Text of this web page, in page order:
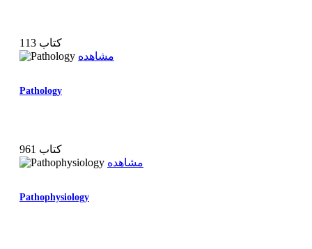
113 کتاب
مشاهده
Pathology
961 کتاب
مشاهده
Pathophysiology